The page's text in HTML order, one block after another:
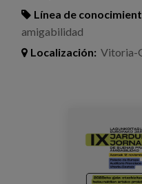
Eventos
Noticias
Trabaja con nosotros
Canal de denuncias
Línea de
amigabilidad
Localización: Vitoria-